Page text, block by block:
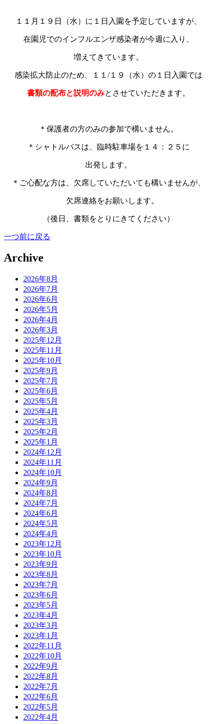
１１月１９日（水）に１日入園を予定していますが、
在園児でのインフルエンザ感染者が今週に入り、
増えてきています。
感染拡大防止のため、１１/１９（水）の１日入園では
書類の配布と説明のみとさせていただきます。
＊保護者の方のみの参加で構いません。
＊シャトルバスは、臨時駐車場を１４：２５に
出発します。
＊ご心配な方は、欠席していただいても構いませんが、
欠席連絡をお願いします。
（後日、書類をとりにきてください）
一つ前に戻る
Archive
2026年8月
2026年7月
2026年6月
2026年5月
2026年4月
2026年3月
2025年12月
2025年11月
2025年10月
2025年9月
2025年7月
2025年6月
2025年5月
2025年4月
2025年3月
2025年2月
2025年1月
2024年12月
2024年11月
2024年10月
2024年9月
2024年8月
2024年7月
2024年6月
2024年5月
2024年4月
2023年12月
2023年10月
2023年9月
2023年8月
2023年7月
2023年6月
2023年5月
2023年4月
2023年3月
2023年1月
2022年11月
2022年10月
2022年9月
2022年8月
2022年7月
2022年6月
2022年5月
2022年4月